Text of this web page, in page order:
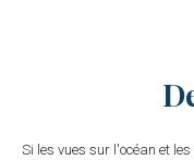
Si les vues sur l'océan et